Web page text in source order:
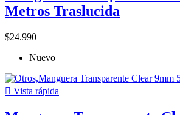
Metros Traslucida
$24.990
Nuevo
 Vista rápida